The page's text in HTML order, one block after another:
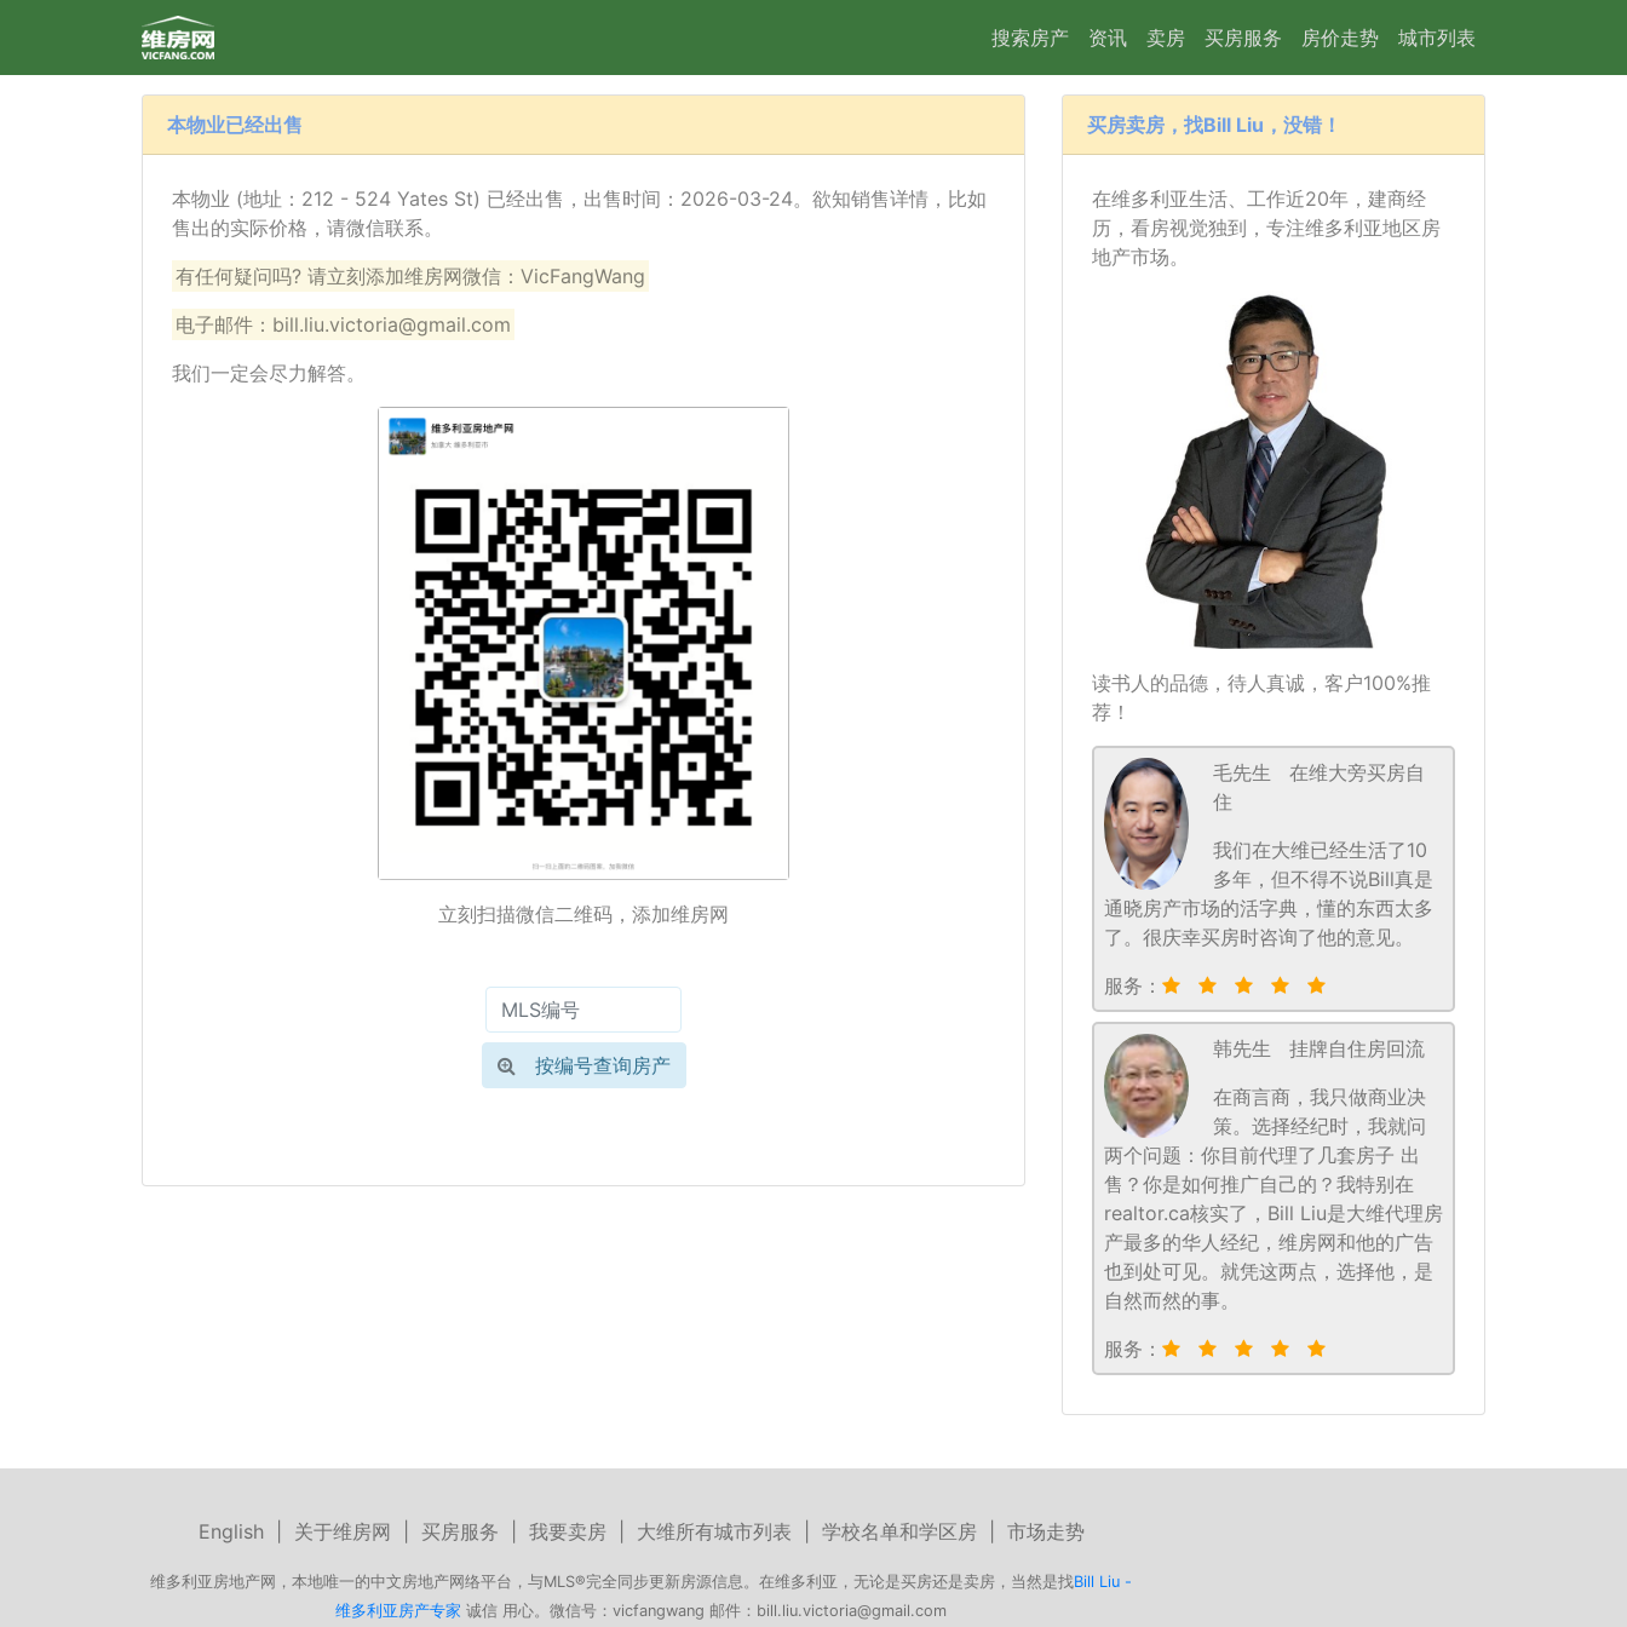
搜索房产 资讯 卖房 买房服务 房价走势 城市列表
本物业已经出售
本物业 (地址：212 - 524 Yates St) 已经出售，出售时间：2026-03-24。欲知销售详情，比如
售出的实际价格，请微信联系。
有任何疑问吗? 请立刻添加维房网微信：VicFangWang
电子邮件：bill.liu.victoria@gmail.com
我们一定会尽力解答。
立刻扫描微信二维码，添加维房网
按编号查询房产
买房卖房，找Bill Liu，没错！
在维多利亚生活、工作近20年，建商经
历，看房视觉独到，专注维多利亚地区房
地产市场。
读书人的品德，待人真诚，客户100%推
荐！
毛先生
在维大旁买房自
住
我们在大维已经生活了10
多年，但不得不说Bill真是
通晓房产市场的活字典，懂的东西太多
了。很庆幸买房时咨询了他的意见。
服务：
韩先生
挂牌自住房回流
在商言商，我只做商业决
策。选择经纪时，我就问
两个问题：你目前代理了几套房子 出
售？你是如何推广自己的？我特别在
realtor.ca核实了，Bill Liu是大维代理房
产最多的华人经纪，维房网和他的广告
也到处可见。就凭这两点，选择他，是
自然而然的事。
服务：
English| 关于维房网 买房服务 我要卖房| 大维所有城市列表 学校名单和学区房| 市场走势
维多利亚房地产网，本地唯一的中文房地产网络平台，与MLS®完全同步更新房源信息。在维多利亚，无论是买房还是卖房，当然是找Bill Liu -
维多利亚房产专家 诚信 用心。微信号：vicfangwang 邮件：bill.liu.victoria@gmail.com